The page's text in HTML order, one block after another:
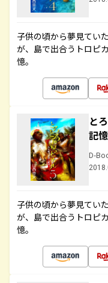
子供の頃から夢見てい
が、島で出合うトロピ
憶。
と
記
D-
子供の頃から夢見てい
が、島で出合うトロピ
憶。